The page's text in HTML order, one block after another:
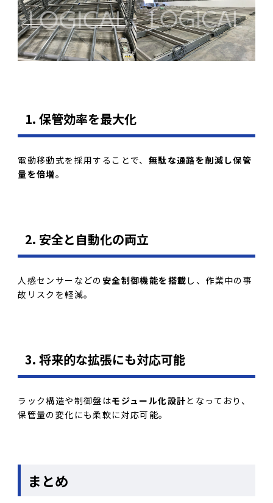
1. 保管効率を最大化
電動移動式を採用することで、 無駄な通路を削減し保管
量を倍増。
2. 安全と自動化の両立
人感センサーなどの 安全制御機能を搭載 し、作業中の事
故リスクを軽減。
3. 将来的な拡張にも対応可能
ラック構造や制御盤はモジュール化設計となっており、
保管量の変化にも柔軟に対応可能。
まとめ